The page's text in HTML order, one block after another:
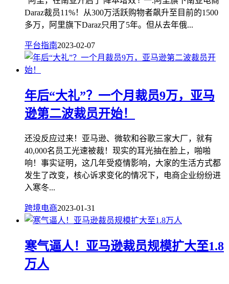
Daraz裁员11%！从300万活跃购物者飙升至目前的1500
多万，阿里旗下Daraz只用了5年。但从去年俄...
平台指南2023-02-07
年后“大礼”？一个月裁员9万，亚马
逊第二波裁员开始！
还没反应过来！亚马逊、微软和谷歌三家大厂，就有
40,000名员工光速被裁！现实的耳光抽在脸上，啪啪
响！事实证明，这几年受疫情影响，大家的生活方式都
发生了改变，核心诉求变化的情况下，电商企业纷纷进
入寒冬...
跨境电商2023-01-31
寒气逼人！亚马逊裁员规模扩大至1.8
万人